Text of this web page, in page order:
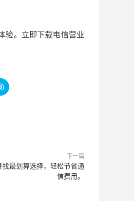
验。立即下载电信营业
下一篇
最划算选择，轻松节省通
信费用。